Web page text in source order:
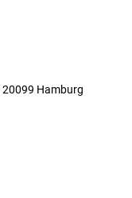
20099 Hamburg